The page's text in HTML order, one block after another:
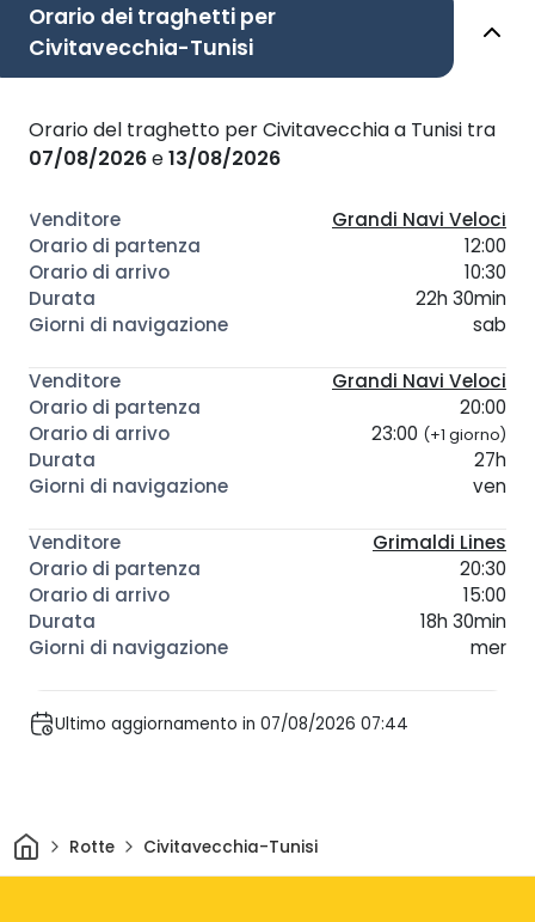
Orario dei traghetti per
Civitavecchia-Tunisi
Orario del traghetto per Civitavecchia a Tunisi tra
07/08/2026e13/08/2026
Grandi Navi Veloci
12:00
10:30
22h 30min
sab
Grandi Navi Veloci
20:00
23:00 (+1 giorno)
27h
ven
Grimaldi Lines
20:30
15:00
18h 30min
mer
Ultimo aggiornamento in 07/08/2026 07:44
CasaRotte Civitavecchia-Tunisi